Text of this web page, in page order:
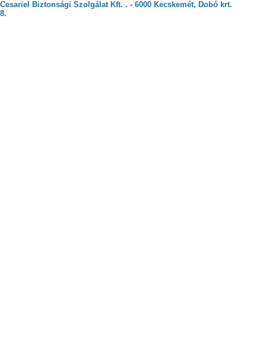
Cesariel Biztonsági Szolgálat Kft. . - 6000 Kecskemét, Dobó krt.
8.